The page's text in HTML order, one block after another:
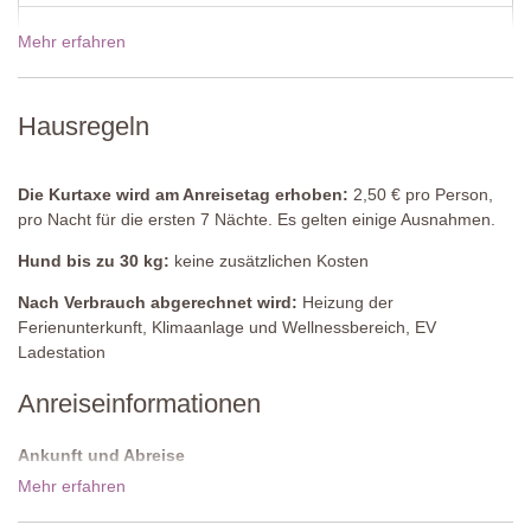
Waschmaschine, Tür zum Garten.
Wohn-/Essbereich
Sofas, dekorativer Kamin, Couchtisch, Esstisch, Stühle,
umlaufenden Balkon.
Badezimmer
Privatpool
Tiefe: 1,1 Meter
Zugang: Römische Treppe
19 Dez - 02 Jan 2027
Preise für 2027
Mehr erfahren
Hausregeln
Die Kurtaxe wird am Anreisetag erhoben: 2,50 € pro Person,
pro Nacht für die ersten 7 Nächte. Es gelten einige Ausnahmen.
Hund bis zu 30 kg: keine zusätzlichen Kosten
Nach Verbrauch abgerechnet wird: Heizung der
Ferienunterkunft, Klimaanlage und Wellnessbereich, EV
Ladestation
Anreiseinformationen
Ankunft und Abreise
Ankunftszeit ist zwischen 16:00 - 19:00 Uhr. Abreise ist vor 10:00
Mehr erfahren